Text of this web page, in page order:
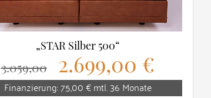
„STAR Silber 500“
3.059,00 2.699,00 €
Finanzierung: 75,00 € mtl. 36 Monate